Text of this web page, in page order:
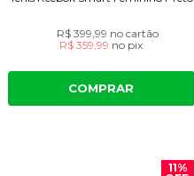
R$ 399,99 no cartão
R$ 359,99 no pix
COMPRAR
11%